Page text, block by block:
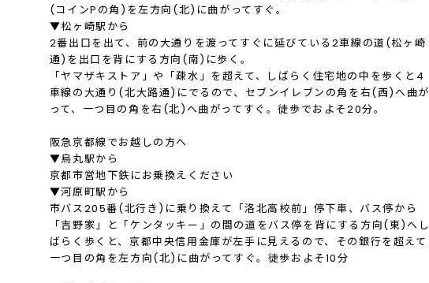
(コインPの角)を左方向(北)に曲がってすぐ。
▼松ヶ崎駅から
2番出口を出て、前の大通りを渡ってすぐに延びている2車線の道(松ヶ崎
通)を出口を背にする方向(南)に歩く。
「ヤマザキストア」や「疎水」を超えて、しばらく住宅地の中を歩くと4
車線の大通り(北大路通)にでるので、セブンイレブンの角を右(西)へ曲が
って、一つ目の角を右(北)へ曲がってすぐ。徒歩でおよそ20分。
阪急京都線でお越しの方へ
▼烏丸駅から
京都市営地下鉄にお乗換えください
▼河原町駅から
市バス205番(北行き)に乗り換えて「洛北高校前」停下車、バス停から
「吉野家」と「ケンタッキー」の間の道をバス停を背にする方向(東)へし
ばらく歩くと、京都中央信用金庫が左手に見えるので、その銀行を超えて
一つ目の角を左方向(北)に曲がってすぐ。徒歩およそ10分